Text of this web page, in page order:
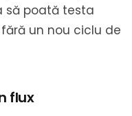
să poată testa
un nou ciclu de
flux